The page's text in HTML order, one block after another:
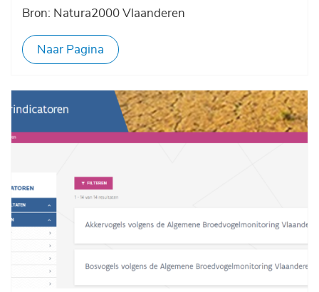
Bron: Natura2000 Vlaanderen
Naar Pagina